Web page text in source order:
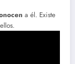
a él. Existe